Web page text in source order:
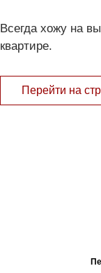
Всегда хожу на
квартире.
Перейти на